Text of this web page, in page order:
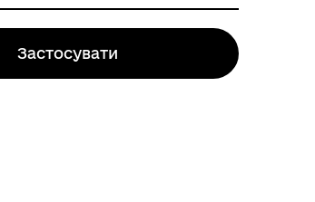
Застосувати